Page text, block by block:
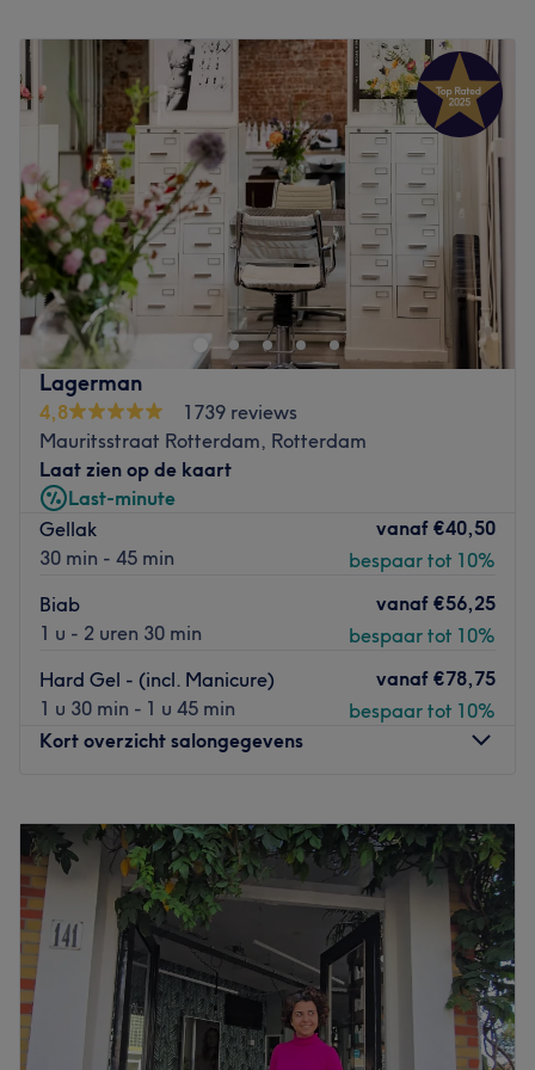
Dinsdag
11:00–
19:00
Woensdag
11:00–19:00
Donderdag
11:00 –19:00
Vrijdag
11:00–19:00
Zaterdag
11:00 – 19:00
Zondag
Gesloten
Go to venue
Lagerman
4,8
1739 reviews
Mauritsstraat Rotterdam, Rotterdam
Laat zien op de kaart
Last-minute
Gellak
30 min - 45 min
vanaf €40,50
bespaar tot 10%
Biab
1 u - 2 uren 30 min
vanaf €56,25
bespaar tot 10%
Hard Gel - (incl. Manicure)
1 u 30 min - 1 u 45 min
vanaf €78,75
bespaar tot 10%
Kort overzicht salongegevens
Dinsdag
09:00–18:00
Woensdag
09:00– 18:00
Donderdag
09:00
18:00
Vrijdag
09:00
18:00
Zaterdag
09:00
17:00
Zondag
Gesloten
Welkom bij Lagerman Hair & Beauty